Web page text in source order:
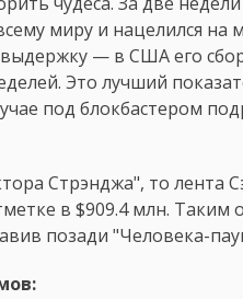
миру и нацелился на
— в США его
Это лучший
под блокбастером
Стрэнджа", то лента
в $909.4 млн.
позади "Человека-